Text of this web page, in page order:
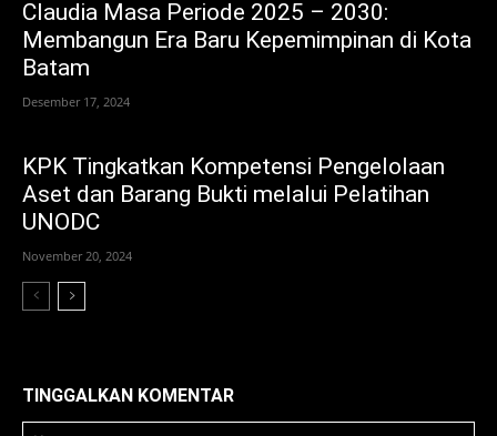
Claudia Masa Periode 2025 – 2030:
Membangun Era Baru Kepemimpinan di Kota
Batam
Desember 17, 2024
KPK Tingkatkan Kompetensi Pengelolaan
Aset dan Barang Bukti melalui Pelatihan
UNODC
November 20, 2024
TINGGALKAN KOMENTAR